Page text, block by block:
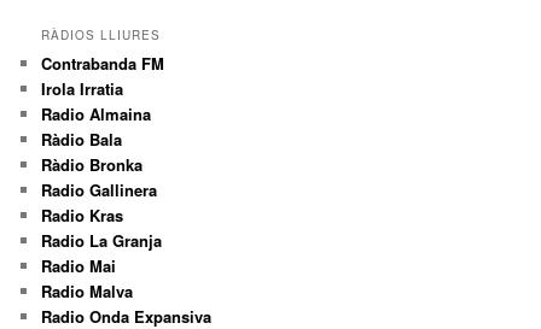
RÀDIOS LLIURES
Contrabanda FM
Irola Irratia
Radio Almaina
Ràdio Bala
Ràdio Bronka
Radio Gallinera
Radio Kras
Radio La Granja
Radio Mai
Radio Malva
Radio Onda Expansiva